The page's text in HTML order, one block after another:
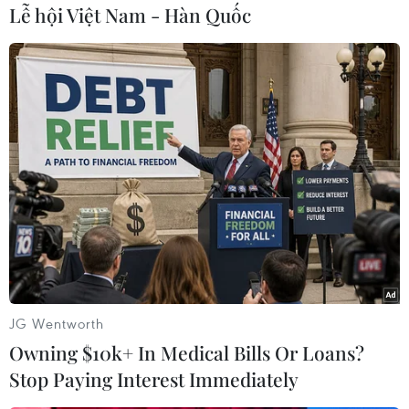
#Cà Mau #Rừng tràm
#U Minh Hạ
#Nguy cơ cháy rừng
Cà Mau
Theo dõi VietnamPlus
TIN CÙNG CHUYÊN MỤC
Lễ hội Việt Nam - Hàn Quốc
JG Wentworth
Owning $10k+ In Medical Bills Or Loans?
Stop Paying Interest Immediately